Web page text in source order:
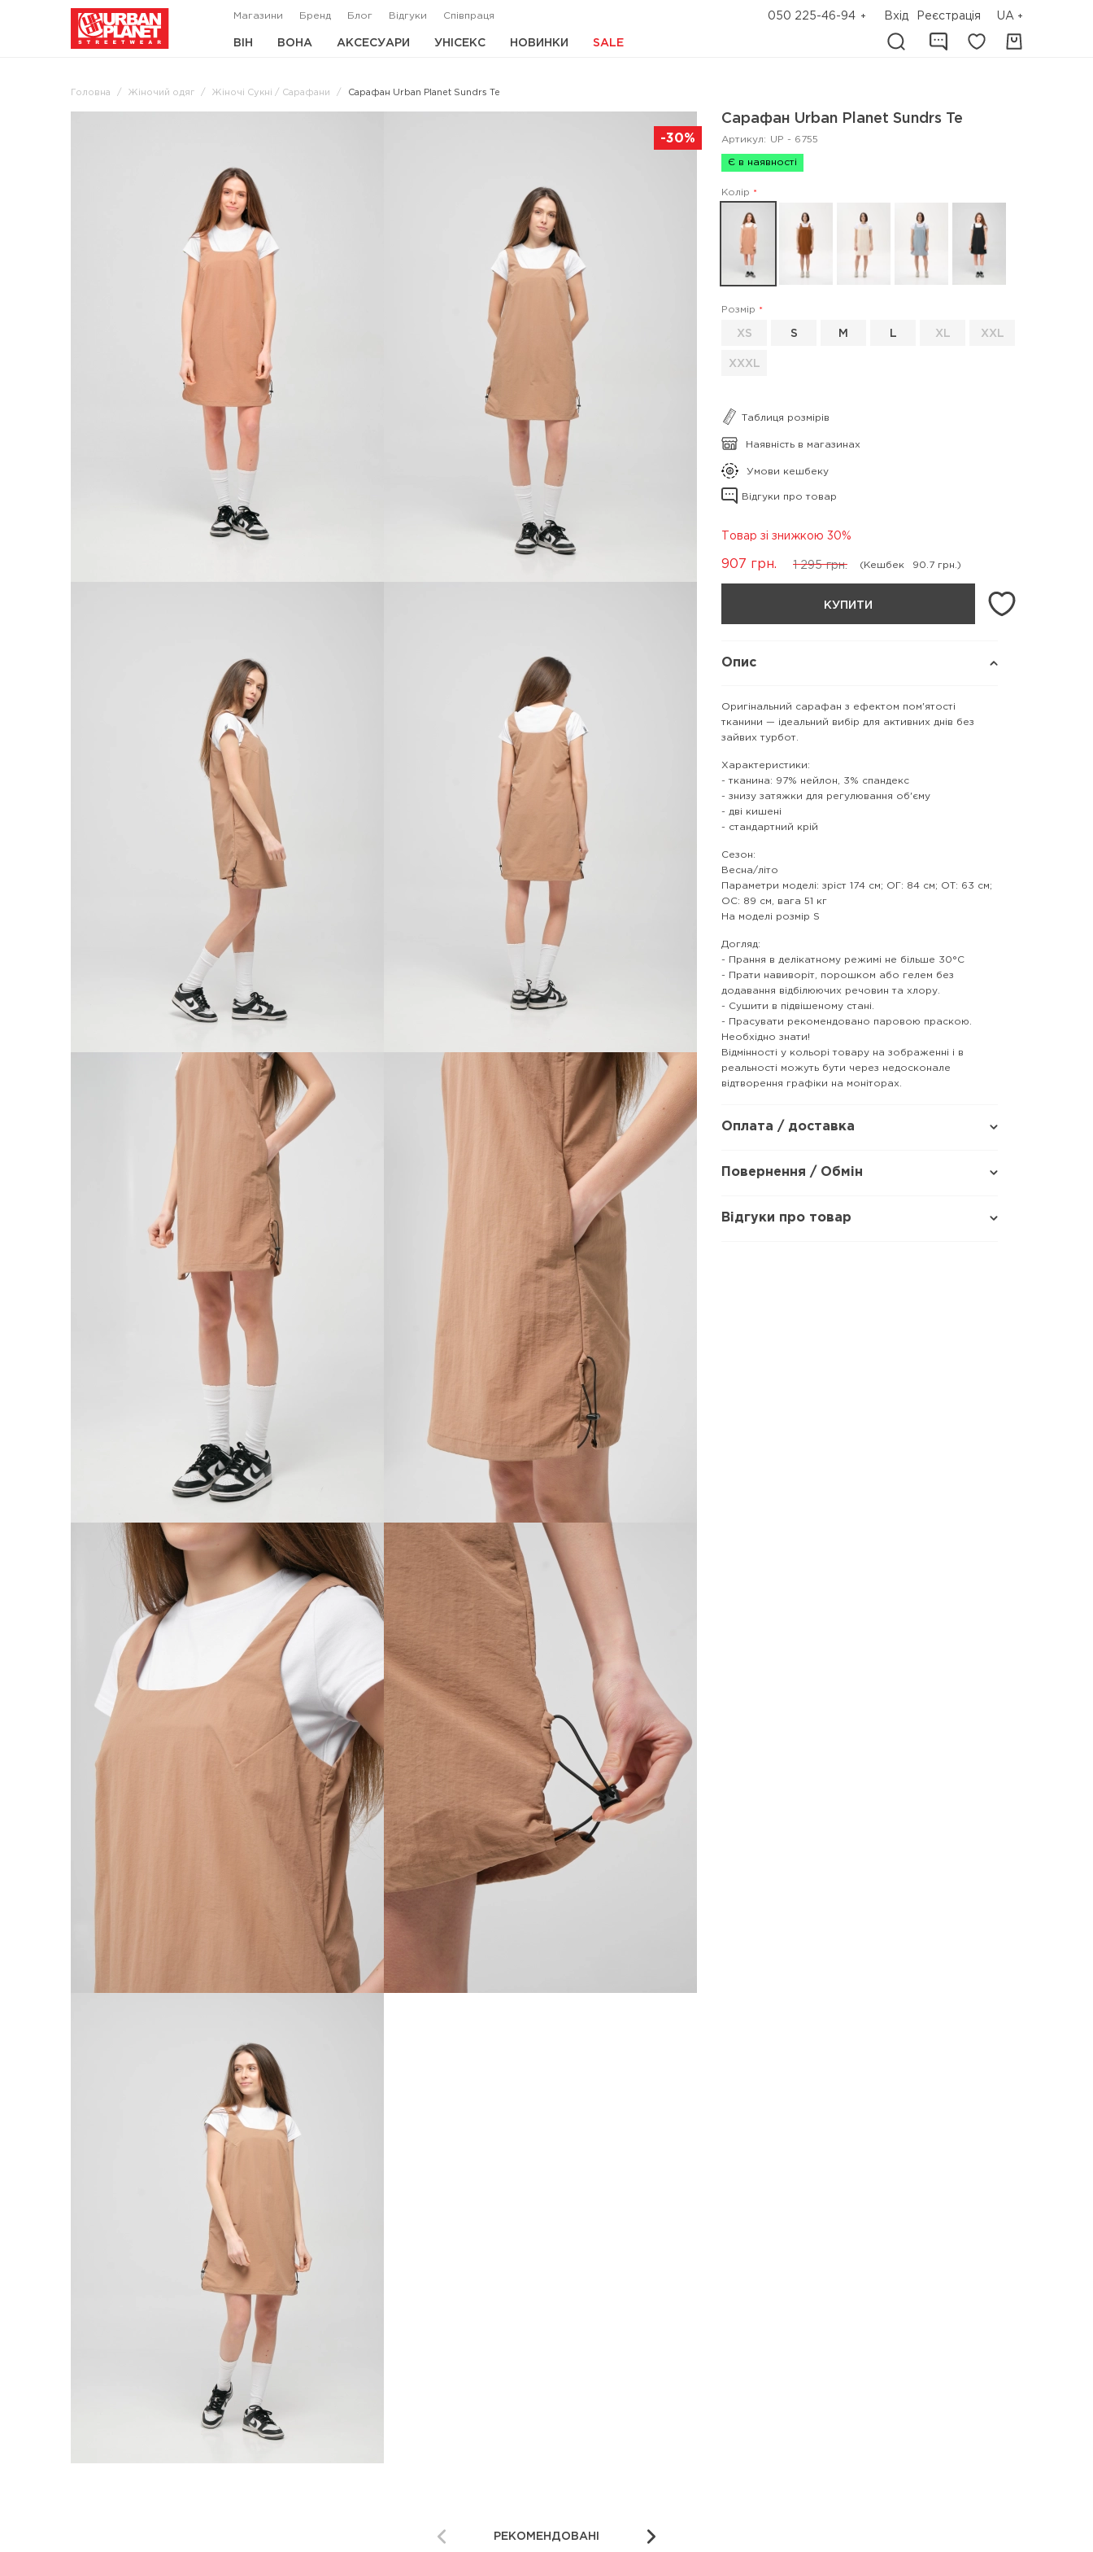
Магазини Бренд Блог Відгуки Співпраця 050 225-46-94 Вхід Реєстрація UA
ВІН ВОНА АКСЕСУАРИ УНІСЕКС НОВИНКИ SALE
Головна Жіночий одяг Жіночі Сукні / Сарафани Сарафан Urban Planet Sundrs Te
-30%
Сарафан Urban Planet Sundrs Te
Артикул: UP - 6755
Є в наявності
Колір
Розмір
XS S M L XL XXL
XXXL
Таблиця розмірів
Наявність в магазинах
Умови кешбеку
Відгуки про товар
Товар зі знижкою 30%
1 295 грн.
907 грн. (Кешбек 90.7 грн.)
КУПИТИ
Опис
Оригінальний сарафан з ефектом пом'ятості
тканини — ідеальний вибір для активних днів без
зайвих турбот.
Характеристики:
- тканина: 97% нейлон, 3% спандекс
- знизу затяжки для регулювання об'єму
- дві кишені
- стандартний крій
Сезон:
Весна/літо
Параметри моделі: зріст 174 см; ОГ: 84 см; ОТ: 63 см;
ОС: 89 см, вага 51 кг
На моделі розмір S
Догляд:
- Прання в делікатному режимі не більше 30°C
- Прати навиворіт, порошком або гелем без
додавання відбілюючих речовин та хлору.
- Сушити в підвішеному стані.
- Прасувати рекомендовано паровою праскою.
Необхідно знати!
Відмінності у кольорі товару на зображенні і в
реальності можуть бути через недосконале
відтворення графіки на моніторах.
Оплата / доставка
Повернення / Обмін
Відгуки про товар
РЕКОМЕНДОВАНІ